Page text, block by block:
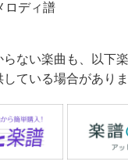
ロディ譜
らない楽曲も、以下
している場合がありま